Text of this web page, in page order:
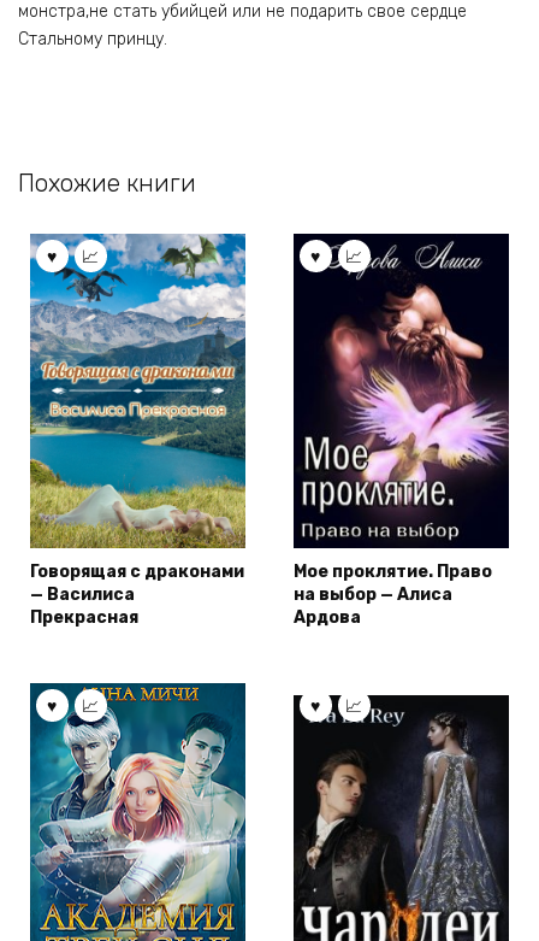
монстра,не стать убийцей или не подарить свое сердце
Стальному принцу.
Похожие книги
Говорящая с драконами
— Василиса
Прекрасная
Мое проклятие. Право
на выбор — Алиса
Ардова